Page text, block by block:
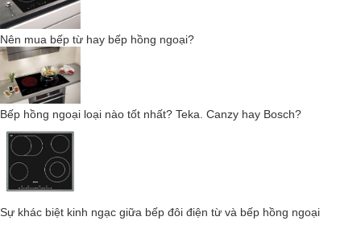
bắt đầu hoặc kết thúc nấu ăn từ xa.
Nên mua bếp từ hay bếp hồng ngoại?
Bếp hồng ngoại loại nào tốt nhất? Teka. Canzy hay Bosch?
Sự khác biệt kinh ngạc giữa bếp đôi điện từ và bếp hồng ngoại